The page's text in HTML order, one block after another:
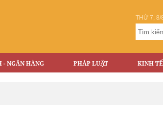
THỨ 7, 8/
- NGÂN HÀNG PHÁP LUẬT KINH